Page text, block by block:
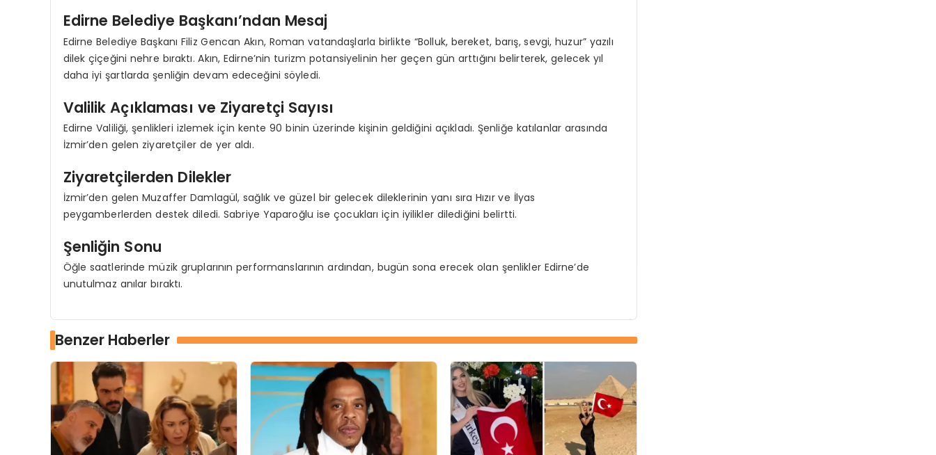
Edirne Belediye Başkanı’ndan Mesaj
Edirne Belediye Başkanı Filiz Gencan Akın, Roman vatandaşlarla birlikte “Bolluk, bereket, barış, sevgi, huzur” yazılı
dilek çiçeğini nehre bıraktı. Akın, Edirne’nin turizm potansiyelinin her geçen gün arttığını belirterek, gelecek yıl
daha iyi şartlarda şenliğin devam edeceğini söyledi.
Valilik Açıklaması ve Ziyaretçi Sayısı
Edirne Valiliği, şenlikleri izlemek için kente 90 binin üzerinde kişinin geldiğini açıkladı. Şenliğe katılanlar arasında
İzmir’den gelen ziyaretçiler de yer aldı.
Ziyaretçilerden Dilekler
İzmir’den gelen Muzaffer Damlagül, sağlık ve güzel bir gelecek dileklerinin yanı sıra Hızır ve İlyas
peygamberlerden destek diledi. Sabriye Yaparoğlu ise çocukları için iyilikler dilediğini belirtti.
Şenliğin Sonu
Öğle saatlerinde müzik gruplarının performanslarının ardından, bugün sona erecek olan şenlikler Edirne’de
unutulmaz anılar bıraktı.
Benzer Haberler